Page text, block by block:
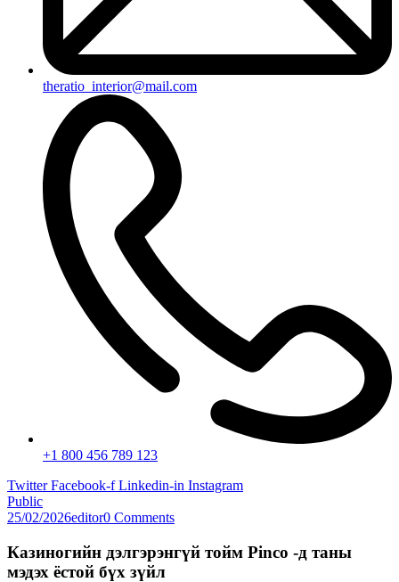
theratio_interior@mail.com
+1 800 456 789 123
Twitter Facebook-f Linkedin-in Instagram
Public
25/02/2026editor0 Comments
Казиногийн дэлгэрэнгүй тойм Pinco -д таны
мэдэх ёстой бүх зүйл